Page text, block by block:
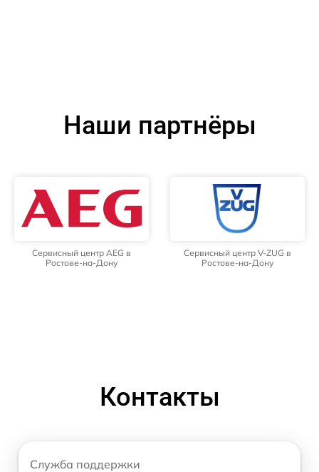
Наши партнёры
Сервисный центр AEG в
Ростове-на-Дону
Сервисный центр V-ZUG в
Ростове-на-Дону
Контакты
Служба поддержки